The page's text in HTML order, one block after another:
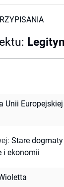
:
Unii
: Stare
i ekonomii